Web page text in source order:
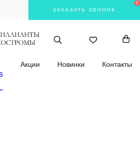
ЗАКАЗАТЬ ЗВОНОК
0
Акции Новинки Контакты